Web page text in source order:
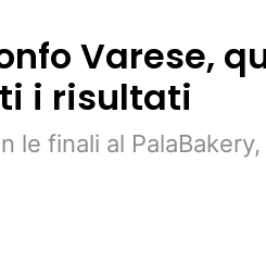
Varese,
i risultati
le finali al PalaBakery,